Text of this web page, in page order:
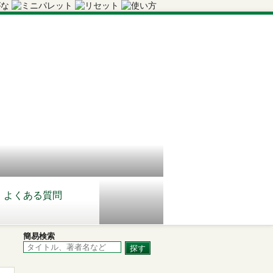
よくある質問
簡易検索